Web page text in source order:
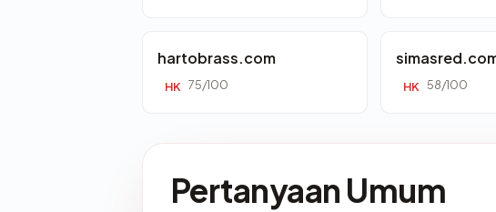
hartobrass.com
HK 75/100 HK 58/100
Pertanyaan Umum